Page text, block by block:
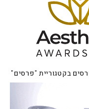
בקטגוריית "פרסים"